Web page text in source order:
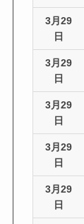
3月29
日
3月29
日
3月29
日
3月29
日
3月29
日